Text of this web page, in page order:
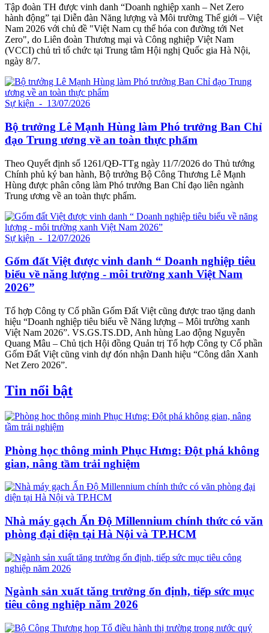
Tập đoàn TH được vinh danh “Doanh nghiệp xanh – Net Zero
hành động” tại Diễn đàn Năng lượng và Môi trường Thế giới – Việt
Nam 2026 với chủ đề "Việt Nam cụ thể hóa con đường tới Net
Zero", do Liên đoàn Thương mại và Công nghiệp Việt Nam
(VCCI) chủ trì tổ chức tại Trung tâm Hội nghị Quốc gia Hà Nội,
ngày 8/7.
Sự kiện - 13/07/2026
Bộ trưởng Lê Mạnh Hùng làm Phó trưởng Ban Chỉ
đạo Trung ương về an toàn thực phẩm
Theo Quyết định số 1261/QĐ-TTg ngày 11/7/2026 do Thủ tướng
Chính phủ ký ban hành, Bộ trưởng Bộ Công Thương Lê Mạnh
Hùng được phân công làm Phó trưởng Ban Chỉ đạo liên ngành
Trung ương về an toàn thực phẩm.
Sự kiện - 12/07/2026
Gốm đất Việt được vinh danh “ Doanh nghiệp tiêu
biểu về năng lượng - môi trường xanh Việt Nam
2026”
Tổ hợp Công ty Cổ phần Gốm Đất Việt cũng được trao tặng danh
hiệu “Doanh nghiệp tiêu biểu về Năng lượng – Môi trường xanh
Việt Nam 2026”. VS.GS.TS.DD, Anh hùng Lao động Nguyễn
Quang Mâu – Chủ tịch Hội đồng Quản trị Tổ hợp Công ty Cổ phần
Gốm Đất Việt cũng vinh dự đón nhận Danh hiệu “Công dân Xanh
Net Zero 2026”.
Tin nổi bật
Phòng học thông minh Phục Hưng: Đột phá không
gian, nâng tầm trải nghiệm
Nhà máy gạch Ấn Độ Millennium chính thức có văn
phòng đại diện tại Hà Nội và TP.HCM
Ngành sản xuất tăng trưởng ổn định, tiếp sức mục
tiêu công nghiệp năm 2026